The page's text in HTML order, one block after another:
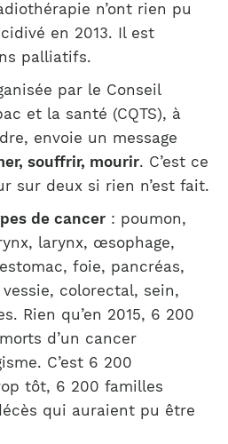
n’ont rien pu
en 2013. Il est
palliatifs.
par le Conseil
et la santé (CQTS), à
envoie un message
souffrir, mourir. C’est ce
sur deux si rien n’est fait.
de cancer : poumon,
larynx, œsophage,
foie, pancréas,
colorectal, sein,
Rien qu’en 2015, 6 200
d’un cancer
C’est 6 200
tôt, 6 200 familles
qui auraient pu être